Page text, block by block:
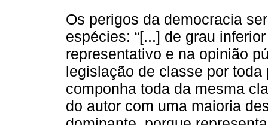
Os perigos da democracia
espécies: “[...] de grau
representativo e na opinião
legislação de classe por toda
componha toda da mesma
do autor com uma maioria